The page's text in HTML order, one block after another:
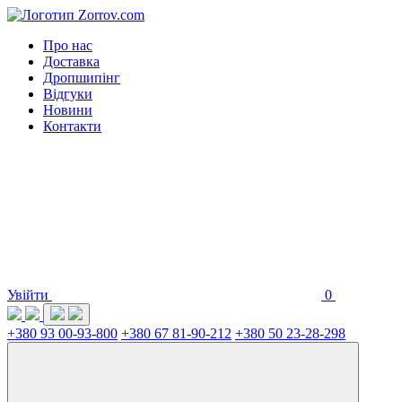
Про нас
Доставка
Дропшипінг
Відгуки
Новини
Контакти
Увійти 0
+380 93 00-93-800 +380 67 81-90-212 +380 50 23-28-298